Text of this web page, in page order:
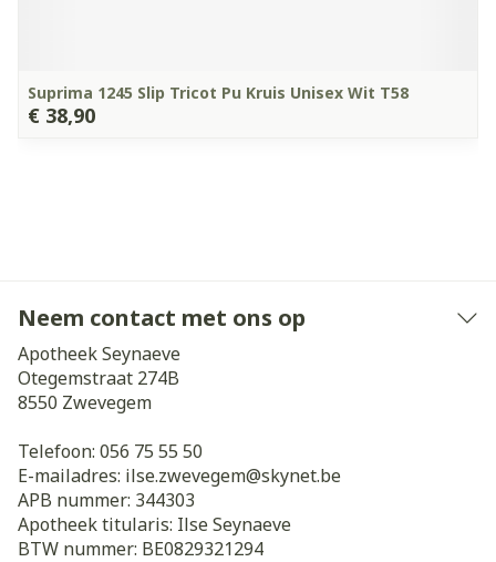
Suprima 1245 Slip Tricot Pu Kruis Unisex Wit T58
€ 38,90
Neem contact met ons op
Apotheek Seynaeve
Otegemstraat 274B
8550 Zwevegem
Telefoon: 056 75 55 50
E-mailadres: ilse.zwevegem@skynet.be
APB nummer: 344303
Apotheek titularis: Ilse Seynaeve
BTW nummer: BE0829321294